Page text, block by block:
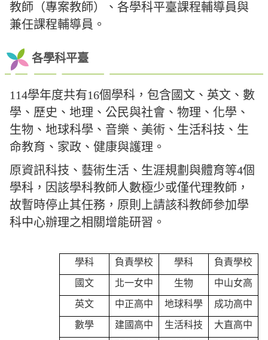
教師（專案教師）、各學科平臺課程輔導員與
兼任課程輔導員。
各學科平臺
114學年度共有16個學科，包含國文、英文、數
學、歷史、地理、公民與社會、物理、化學、
生物、地球科學、音樂、美術、生活科技、生
命教育、家政、健康與護理。
原資訊科技、藝術生活、生涯規劃與體育等4個
學科，因該學科教師人數極少或僅代理教師，
故暫時停止其任務，原則上請該科教師參加學
科中心辦理之相關增能研習。
學科 負責學校 學科 負責學校
國文 北一女中 生物 中山女高
英文 中正高中 地球科學 成功高中
數學 建國高中 生活科技 大直高中